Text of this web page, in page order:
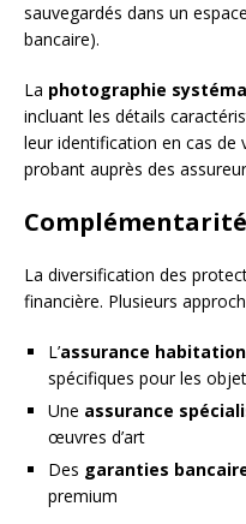
sauvegardés dans un
bancaire).
La photographie
incluant les détails
leur identification en cas
probant auprès des
La diversification des
financière. Plusieurs
L’assurance
spécifiques pour les
Une assurance
œuvres d’art
Des garanties
premium